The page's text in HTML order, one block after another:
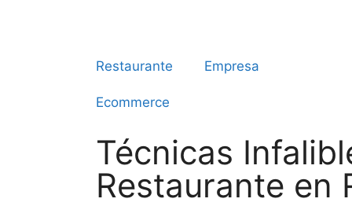
Restaurante Empresa
Ecommerce
Técnicas
Restaurante en